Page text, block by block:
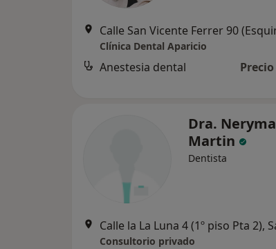
Clínica Dental Aparicio
Anestesia dental
Dra.
Martin
Dentista
Consultorio privado